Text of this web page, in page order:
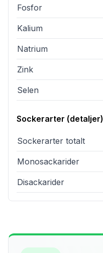
Fosfor
Kalium
Natrium
Zink
Selen
Sockerarter (detaljer)
Sockerarter totalt
Monosackarider
Disackarider